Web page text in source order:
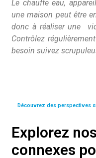
Le chauffe eau,
une maison peut être
donc à réaliser une
Contrôlez
besoin suivez
Découvrez des perspectives
Explorez
connexes